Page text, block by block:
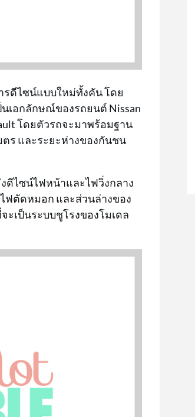
รดีไซน์แบบใหม่ทั้งคัน โดย
เอกลักษณ์ของรถยนต์ Nissan
โดยตัวรถจะมาพร้อมฐาน
ตร และระยะห่างของกันชน
ดีไซน์ไฟหน้าและไฟวิ่งกลาง
ฟตัดหมอก และส่วนล่างของ
ะเป็นระบบชูโรงของโมเดล